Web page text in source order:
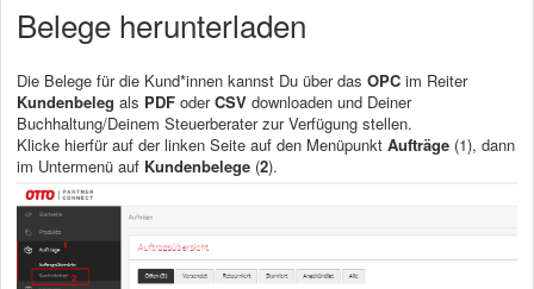
Belege herunterladen
Die Belege für die Kund*innen kannst Du über das OPC im Reiter
Kundenbeleg als PDF oderCSV downloaden und Deiner
Buchhaltung/Deinem Steuerberater zur Verfügung stellen.
Klicke hierfür auf der linken Seite auf den Menüpunkt Aufträge (1), dann
im Untermenü auf Kundenbelege (2).